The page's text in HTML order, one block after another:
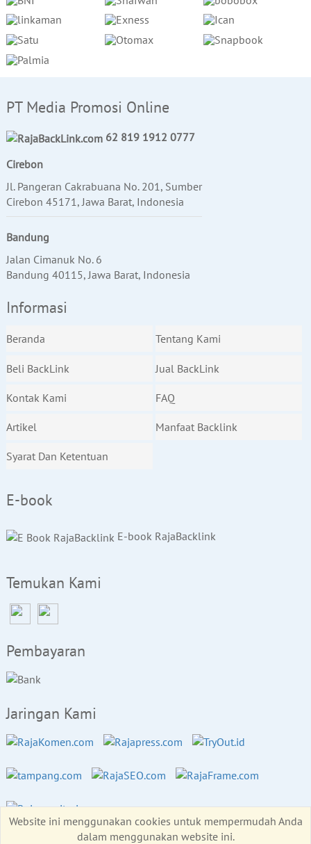
PT Media Promosi Online
62 819 1912 0777
Cirebon
Jl. Pangeran Cakrabuana No. 201, Sumber
Cirebon 45171, Jawa Barat, Indonesia
Bandung
Jalan Cimanuk No. 6
Bandung 40115, Jawa Barat, Indonesia
Informasi
Beranda Tentang Kami
Beli BackLink Jual BackLink
Kontak Kami FAQ
Artikel Manfaat Backlink
Syarat Dan Ketentuan
E-book
E-book RajaBacklink
Temukan Kami
Pembayaran
Jaringan Kami
Website ini menggunakan cookies untuk mempermudah Anda
dalam menggunakan website ini.